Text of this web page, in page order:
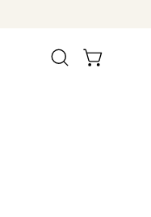
Suchleiste